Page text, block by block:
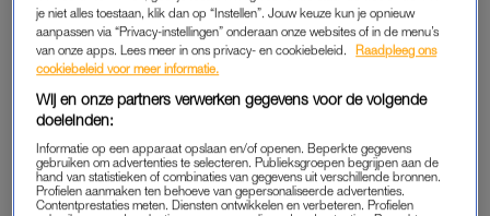
Dit bericht op Instagram bekijken
je niet alles toestaan, klik dan op “Instellen”. Jouw keuze kun je opnieuw
aanpassen via “Privacy-instellingen” onderaan onze websites of in de menu’s
van onze apps. Lees meer in ons privacy- en cookiebeleid.
Raadpleeg ons
cookiebeleid voor meer informatie.
Wij en onze partners verwerken gegevens voor de volgende
doeleinden:
Informatie op een apparaat opslaan en/of openen. Beperkte gegevens
gebruiken om advertenties te selecteren. Publieksgroepen begrijpen aan de
hand van statistieken of combinaties van gegevens uit verschillende bronnen.
Profielen aanmaken ten behoeve van gepersonaliseerde advertenties.
Contentprestaties meten. Diensten ontwikkelen en verbeteren. Profielen